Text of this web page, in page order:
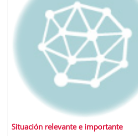
Situación relevante e importante